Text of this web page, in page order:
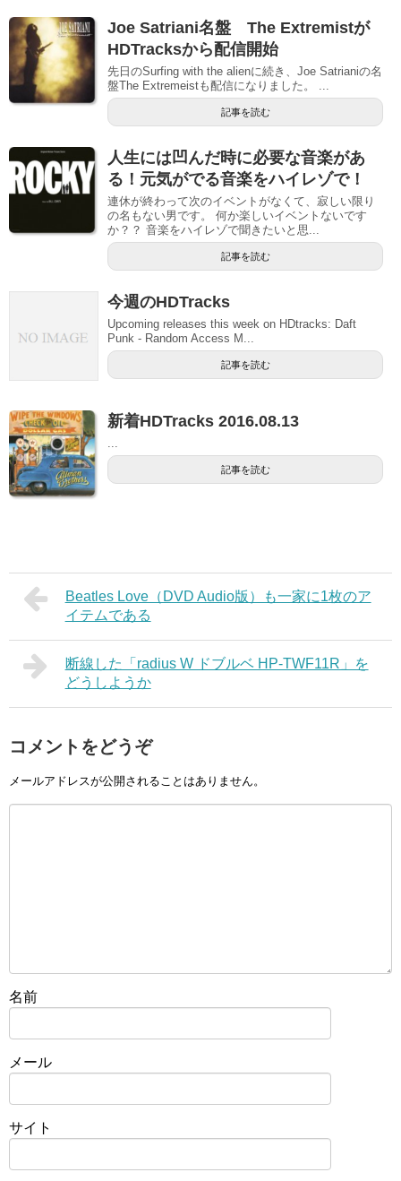
Joe Satriani名盤 The Extremistが
HDTracksから配信開始
先日のSurfing with the alienに続き、Joe Satrianiの名
盤The Extremeistも配信になりました。 ...
記事を読む
人生には凹んだ時に必要な音楽があ
る！元気がでる音楽をハイレゾで！
連休が終わって次のイベントがなくて、寂しい限り
の名もない男です。 何か楽しいイベントないです
か？？ 音楽をハイレゾで聞きたいと思...
記事を読む
今週のHDTracks
Upcoming releases this week on HDtracks: Daft
Punk - Random Access M...
記事を読む
新着HDTracks 2016.08.13
記事を読む
Beatles Love（DVD Audio版）も一家に1枚のア
イテムである
断線した「radius W ドブルベ HP-TWF11R」を
どうしようか
コメントをどうぞ
メールアドレスが公開されることはありません。
名前
メール
サイト